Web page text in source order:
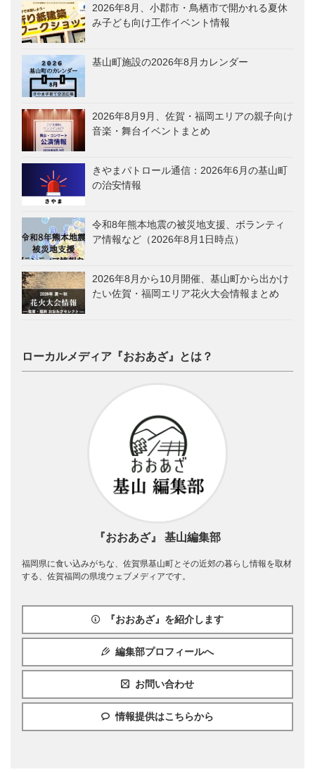
2026年8月、小郡市・鳥栖市で開かれる夏休
み子ども向け工作イベント情報
基山町施設の2026年8月カレンダー
2026年8月9月、佐賀・福岡エリアの親子向け
音楽・舞台イベントまとめ
きやまパトロール通信：2026年6月の基山町
の治安情報
令和8年熊本地震の被災地支援、ボランティ
ア情報など（2026年8月1日時点）
2026年8月から10月開催、基山町から出かけ
たい佐賀・福岡エリア花火大会情報まとめ
ローカルメディア『おおあざ』とは？
『おおあざ』 基山編集部
福岡県に食い込みがちな、佐賀県基山町とその近郊の暮らし情報を取材
する、佐賀福岡の県境ウェブメディアです。
『おおあざ』を紹介します
編集部プロフィールへ
お問い合わせ
情報提供はこちらから